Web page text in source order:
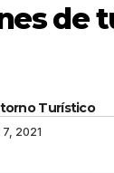
de
Turístico
7, 2021